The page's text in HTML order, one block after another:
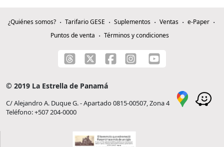
¿Quiénes somos? Tarifario GESE Suplementos Ventas
e-Paper
Puntos de venta
Términos y condiciones
© 2019 La Estrella de Panamá
C/ Alejandro A. Duque G. - Apartado 0815-00507, Zona 4
Teléfono: +507 204-0000